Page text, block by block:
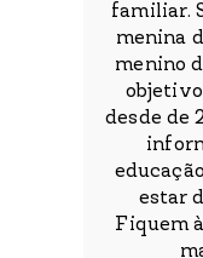
familiar.
menina
menino
objetivo
desde de
estar
Fiquem